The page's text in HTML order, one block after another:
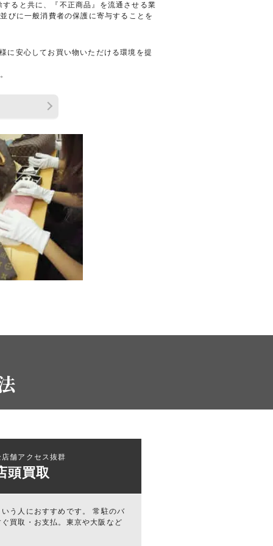
ると共に、『不正商品』を流通させる業
びに一般消費者の保護に寄与することを
に安心してお買い物いただける環境を提
店舗アクセス抜群
頭買取
う人におすすめです。 常駐のバ
買取・お支払。東京や大阪など